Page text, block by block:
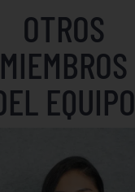
OTROS
MIEMBROS
EQUIPO